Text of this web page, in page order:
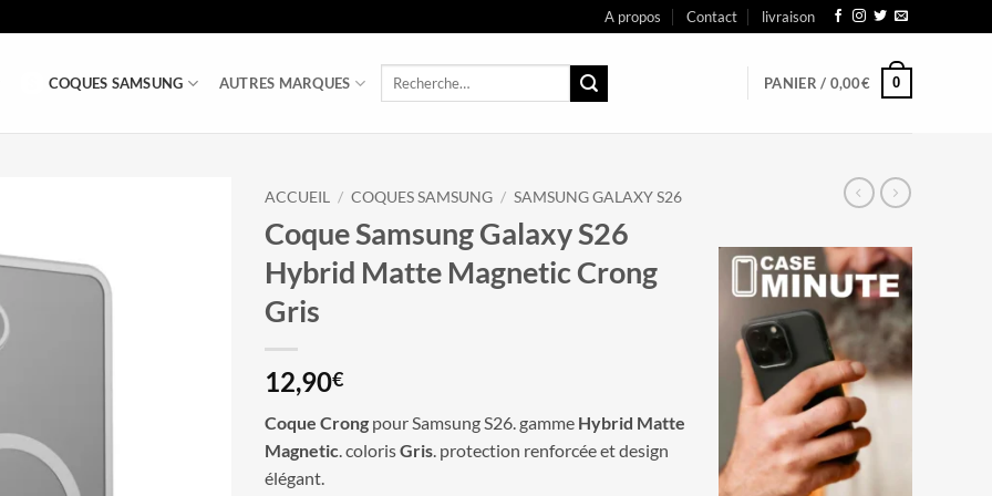
A propos Contact livraison
COQUES SAMSUNG AUTRES MARQUES
Recherche
PANIER / 0,00€ 0
ACCUEIL / COQUES SAMSUNG / SAMSUNG GALAXY S26
Coque Samsung Galaxy S26
Hybrid Matte Magnetic Crong
Gris
12,90€
Coque Crong pour Samsung S26. gamme Hybrid Matte
Magnetic . colorisGris . protection renforcée et design
élégant.